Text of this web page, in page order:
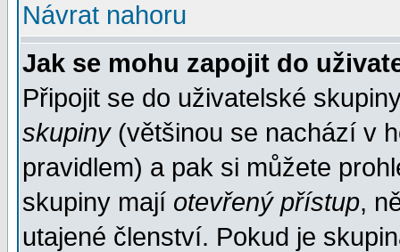
Návrat nahoru
Jak se mohu zapojit do
Připojit se do uživatelské
skupiny(většinou se nachází v
pravidlem) a pak si můžete
skupiny mají otevřený přístup,
utajené členství. Pokud je